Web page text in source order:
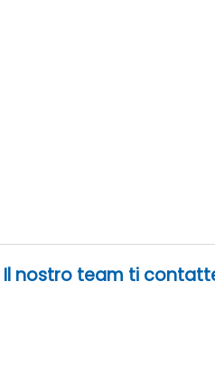
nostro team ti